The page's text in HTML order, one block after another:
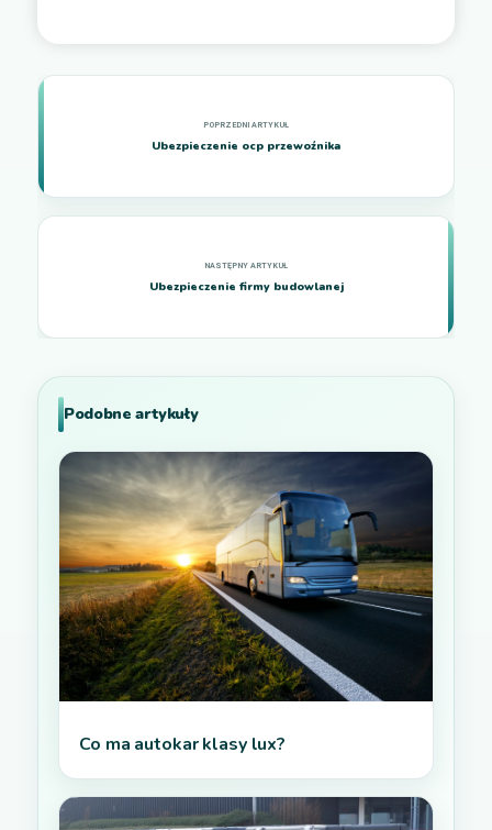
Ubezpieczenie ocp przewoźnika
Ubezpieczenie firmy budowlanej
Podobne artykuły
Co ma autokar klasy lux?